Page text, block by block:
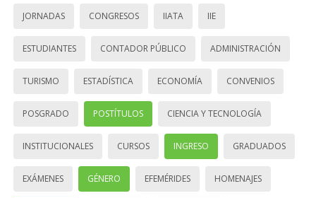
JORNADAS CONGRESOS IIATA IIE
ESTUDIANTES CONTADOR PÚBLICO ADMINISTRACIÓN
TURISMO ESTADÍSTICA ECONOMÍA CONVENIOS
POSGRADO POSTÍTULOS CIENCIA Y TECNOLOGÍA
INSTITUCIONALES CURSOS INGRESO GRADUADOS
EXÁMENES GÉNERO EFEMÉRIDES HOMENAJES